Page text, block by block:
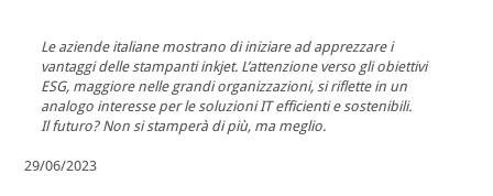
Le aziende italiane mostrano di iniziare ad apprezzare i
vantaggi delle stampanti inkjet. L’attenzione verso gli obiettivi
ESG, maggiore nelle grandi organizzazioni, si riflette in un
analogo interesse per le soluzioni IT efficienti e sostenibili.
Il futuro? Non si stamperà di più, ma meglio.
29/06/2023